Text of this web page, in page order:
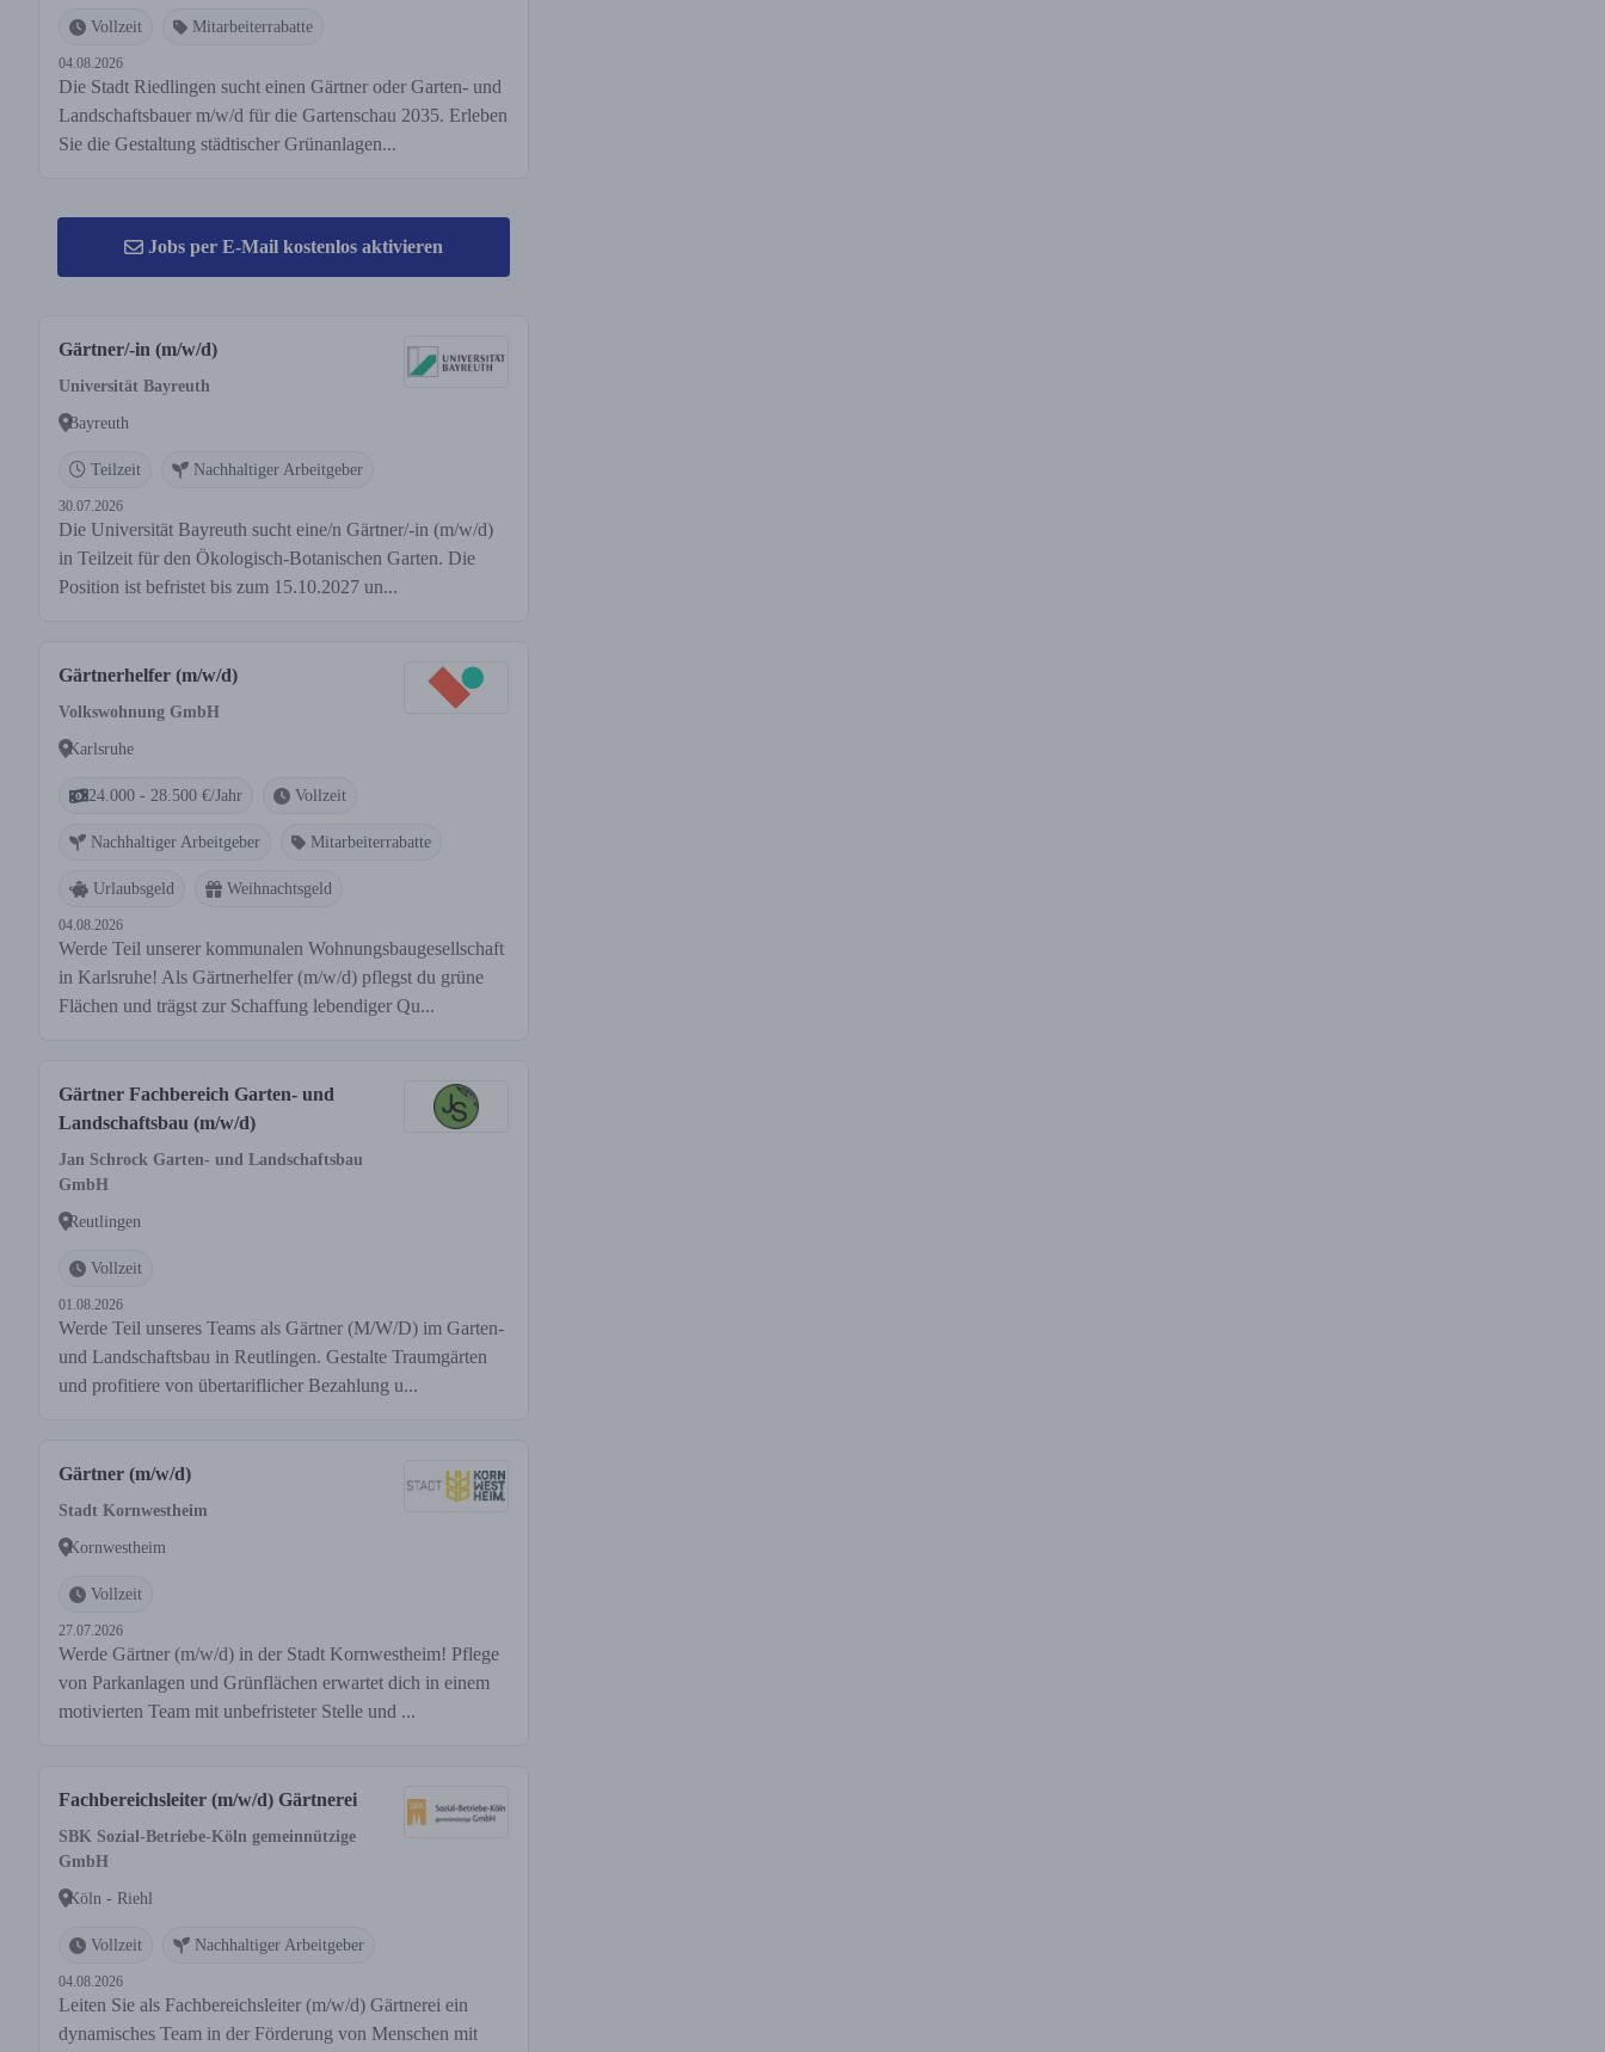
Vollzeit Mitarbeiterrabatte
04.08.2026
Die Stadt Riedlingen sucht einen Gärtner oder Garten- und
Landschaftsbauer m/w/d für die Gartenschau 2035. Erleben
Sie die Gestaltung städtischer Grünanlagen...
Jobs per E-Mail kostenlos aktivieren
Gärtner/-in (m/w/d)
Universität Bayreuth
Bayreuth
Teilzeit Nachhaltiger Arbeitgeber
30.07.2026
Die Universität Bayreuth sucht eine/n Gärtner/-in (m/w/d)
in Teilzeit für den Ökologisch-Botanischen Garten. Die
Position ist befristet bis zum 15.10.2027 un...
Gärtnerhelfer (m/w/d)
Volkswohnung GmbH
Karlsruhe
24.000 - 28.500 €/Jahr Vollzeit
Nachhaltiger Arbeitgeber Mitarbeiterrabatte
Urlaubsgeld Weihnachtsgeld
04.08.2026
Werde Teil unserer kommunalen Wohnungsbaugesellschaft
in Karlsruhe! Als Gärtnerhelfer (m/w/d) pflegst du grüne
Flächen und trägst zur Schaffung lebendiger Qu...
Gärtner Fachbereich Garten- und
Landschaftsbau (m/w/d)
Jan Schrock Garten- und Landschaftsbau
GmbH
Reutlingen
Vollzeit
01.08.2026
Werde Teil unseres Teams als Gärtner (M/W/D) im Garten-
und Landschaftsbau in Reutlingen. Gestalte Traumgärten
und profitiere von übertariflicher Bezahlung u...
Gärtner (m/w/d)
Stadt Kornwestheim
Kornwestheim
Vollzeit
27.07.2026
Werde Gärtner (m/w/d) in der Stadt Kornwestheim! Pflege
von Parkanlagen und Grünflächen erwartet dich in einem
motivierten Team mit unbefristeter Stelle und ...
Fachbereichsleiter (m/w/d) Gärtnerei
SBK Sozial-Betriebe-Köln gemeinnützige
GmbH
Köln - Riehl
Vollzeit Nachhaltiger Arbeitgeber
04.08.2026
Leiten Sie als Fachbereichsleiter (m/w/d) Gärtnerei ein
dynamisches Team in der Förderung von Menschen mit